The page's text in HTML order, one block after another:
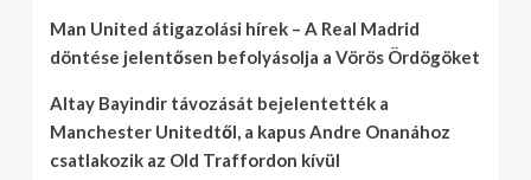
Man United átigazolási hírek – A Real Madrid
döntése jelentősen befolyásolja a Vörös Ördögöket
Altay Bayindir távozását bejelentették a
Manchester Unitedtől, a kapus Andre Onanához
csatlakozik az Old Traffordon kívül